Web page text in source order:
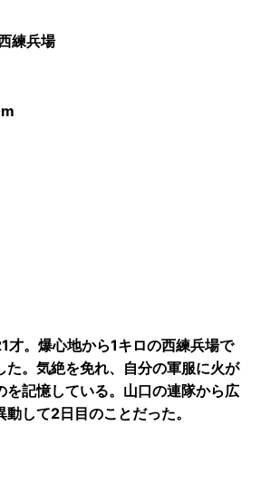
練兵場
才。爆心地から1キロの西練兵場で
た。気絶を免れ、自分の軍服に火が
を記憶している。山口の連隊から広
動して2日目のことだった。